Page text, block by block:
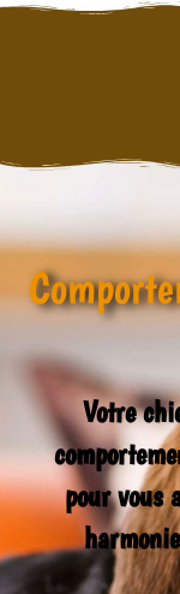
Votre
pour vous